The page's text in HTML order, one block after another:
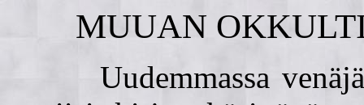
MUUAN
Uudemmassa